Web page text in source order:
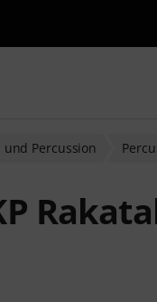
und Percussion
aus 12